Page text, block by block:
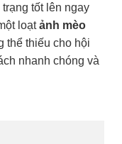
tốt lên ngay
loạtảnh mèo
thể thiếu cho hội
nhanh chóng và